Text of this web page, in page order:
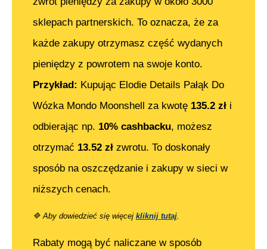
sklepach partnerskich. To oznacza, że za
każde zakupy otrzymasz część wydanych
pieniędzy z powrotem na swoje konto.
Przykład: Kupując Elodie Details Pałąk Do
Wózka Mondo Moonshell za kwotę 135.2 zł i
odbierając np. 10% cashbacku, możesz
otrzymać 13.52 zł zwrotu. To doskonały
sposób na oszczędzanie i zakupy w sieci w
niższych cenach.
🔷 Aby dowiedzieć się więcej kliknij tutaj
Rabaty mogą być naliczane w sposób